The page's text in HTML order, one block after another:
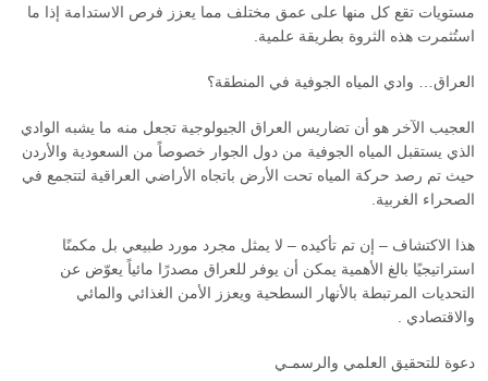
مستويات تقع كل منها على عمق مختلف مما يعزز فرص الاستدامة إذا ما
استُثمرت هذه الثروة بطريقة علمية.
العراق… وادي المياه الجوفية في المنطقة؟
العجيب الآخر هو أن تضاريس العراق الجيولوجية تجعل منه ما يشبه الوادي
الذي يستقبل المياه الجوفية من دول الجوار خصوصاً من السعودية والأردن
حيث تم رصد حركة المياه تحت الأرض باتجاه الأراضي العراقية لتتجمع في
الصحراء الغربية.
هذا الاكتشاف – إن تم تأكيده – لا يمثل مجرد مورد طبيعي بل مكمنًا
استراتيجيًا بالغ الأهمية يمكن أن يوفر للعراق مصدرًا مائياً يعوّض عن
التحديات المرتبطة بالأنهار السطحية ويعزز الأمن الغذائي والمائي
والاقتصادي .
دعوة للتحقيق العلمي والرسمـي